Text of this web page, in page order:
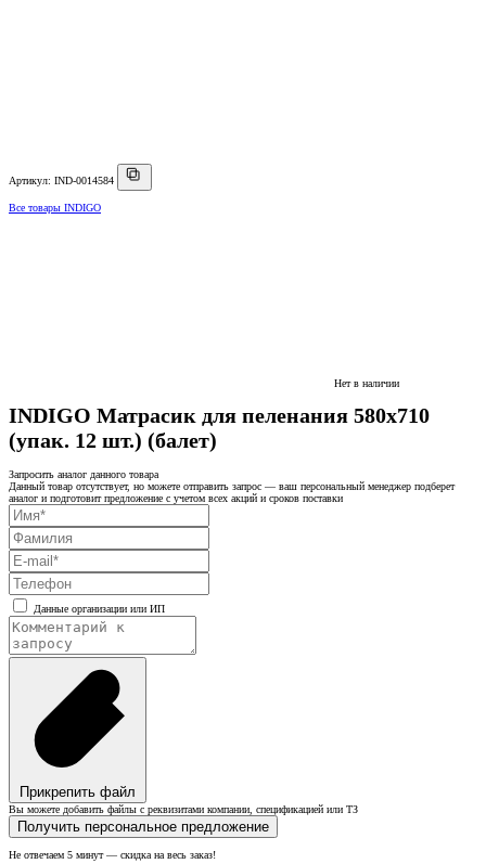
Артикул: IND-0014584
Все товары INDIGO
Нет в наличии
INDIGO Матрасик для пеленания 580х710
(упак. 12 шт.) (балет)
Запросить аналог данного товара
Данный товар отсутствует, но можете отправить запрос — ваш персональный менеджер подберет
аналог и подготовит предложение с учетом всех акций и сроков поставки
Данные организации или ИП
Прикрепить файл
Вы можете добавить файлы с реквизитами компании, спецификацией или ТЗ
Получить персональное предложение
Не отвечаем 5 минут — скидка на весь заказ!